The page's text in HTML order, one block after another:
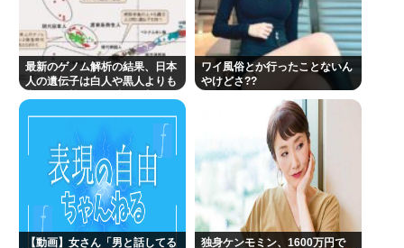
最新のゲノム解析の結果、日本
人の遺伝子は白人や黒人よりも
ワイ風俗とか行ったことないん
やけどさ??
【動画】女さん「男と話してる
独身ケンモミン、1600万円で